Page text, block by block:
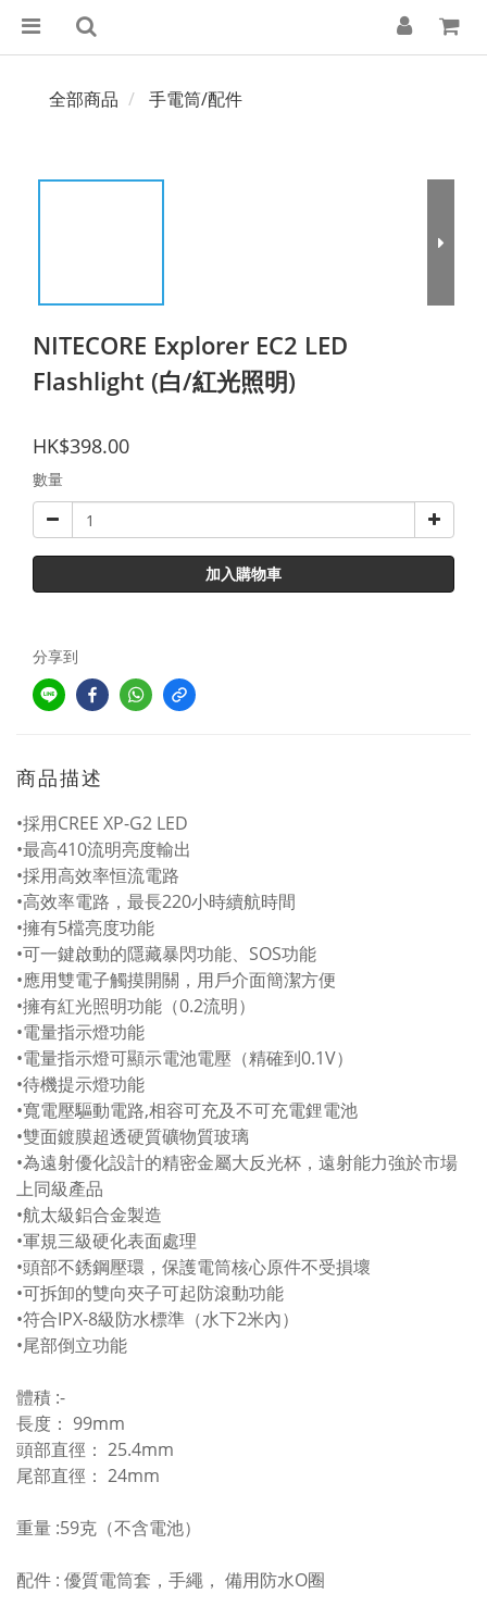
全部商品 手電筒/配件
NITECORE Explorer EC2 LED
Flashlight (白/紅光照明)
HK$398.00
數量
加入購物車
分享到
商品描述
•採用CREE XP-G2 LED
•最高410流明亮度輸出
•採用高效率恒流電路
•高效率電路，最長220小時續航時間
•擁有5檔亮度功能
•可一鍵啟動的隱藏暴閃功能、SOS功能
•應用雙電子觸摸開關，用戶介面簡潔方便
•擁有紅光照明功能（0.2流明）
•電量指示燈功能
•電量指示燈可顯示電池電壓（精確到0.1V）
•待機提示燈功能
•寬電壓驅動電路,相容可充及不可充電鋰電池
•雙面鍍膜超透硬質礦物質玻璃
•為遠射優化設計的精密金屬大反光杯，遠射能力強於市場
上同級產品
•航太級鋁合金製造
•軍規三級硬化表面處理
•頭部不銹鋼壓環，保護電筒核心原件不受損壞
•可拆卸的雙向夾子可起防滾動功能
•符合IPX-8級防水標準（水下2米內）
•尾部倒立功能
體積 :-
長度： 99mm
頭部直徑： 25.4mm
尾部直徑： 24mm
重量 :59克（不含電池）
配件 : 優質電筒套，手繩， 備用防水O圈